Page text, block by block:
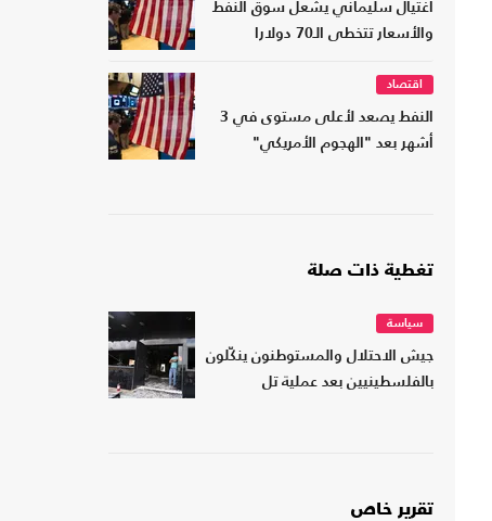
اغتيال سليماني يشعل سوق النفط
والأسعار تتخطى الـ70 دولارا
اقتصاد
النفط يصعد لأعلى مستوى في 3
أشهر بعد "الهجوم الأمريكي"
تغطية ذات صلة
سياسة
جيش الاحتلال والمستوطنون ينكّلون
بالفلسطينيين بعد عملية تل
تقرير خاص